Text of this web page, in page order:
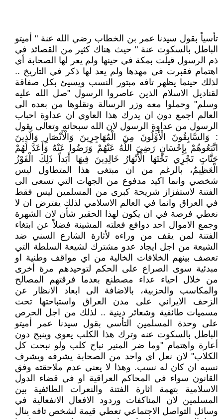
تأسياً بقول سيدنا عمر بن الخطاب رضي الله عنة " أميتو
الباطل بالسكوت عنة " حيث هناك كثير من القصائد في
ذم الرسول قيلت بمكة في حينها ولم يعر لها الصحابة أي
اهتمام فقبرت في مهدها ولم يعد لها ذكر في التاريخ ..
لذلك حينما يظهر تافه مبتور النسب ويسيئ بكل صفاقة
لقناديل الاسلام الذين عاصروا الرسول "صل الله عليه
وسلم" وحملوا معه وزر الرسالة ونقلوها من بعده الى
العالم اجمع دون ان يدرك هذا العاوي ان عداوة احباب
الرسول من عداوة الرسول لان الله سبحانه وتعالى يقول
: وَالسَّابِقُونَ الْأَوَّلُونَ مِنَ الْمُهَاجِرِينَ وَالْأَنْصَارِ وَالَّذِينَ
اتَّبَعُوهُمْ بِإِحْسَانٍ رَضِيَ اللَّهُ عَنْهُمْ وَرَضُوا عَنْهُ وَأَعَدَّ لَهُمْ
جَنَّاتٍ تَجْرِي تَحْتَهَا الْأَنْهَارُ خَالِدِينَ فِيهَا أَبَداً ذَلِكَ الْفَوْزُ
الْعَظِيمُ، بالرغم من ان مبتغى هذا المتطاول ليس
شخصي وانما اكيد مدفوع من الجهات التي تسعى الى
الفتنة لاستفزاز شريحة كبرى من المسلمين ليس فقط
في العراق وانما في العالم الاسلامي لذلك يفترض ان لا
نعطي فرصة في ان يكون لهذا الحقير شأن لان الشهرة
وجمع الاموال احد دوافع فعلته المشينة فضلاً عن ابتغاء
الفتنة لمن يقف من وراءه لأثارة الشارع السني ضد
الشيعة من اجل ايجاد عدو مشترك لشيعة السلطة التي
تعصف بينهم الخلافات الخالية من اي مواقف وطنية او
مبدئية سوى الصراع على الحكم لتوحيدهم مرة أخرى
من خلال احياء عداء مصطنع بعدما فرقتهم المصالح
والمكاسب والحزبية، بالاضافة الى ابعاد الانظار عن
الزحف الايراني على مدن العراق واستباحتها تحت
مسميات طائفية وشعائر دينية .. لذلك من اجل الحرص
على وحدة المسلمين التأسي بقول سيدنا عمر أميتو
الباطل بالسكوت عنه وترك هذا الكلب يعوي وينبح دون
أعارة واهتمام "وما ضر المنير نباح كلب ولو نبحت كل
الكلاب" لان نعل اي واحد من الصحابة يشرفه ويشرف
نسبه ان كان له نسب. وهذا لا يعني عدم ملاحقته وفق
القانون سواء في المحاكم العراقية او في قضاء الدول
الاسلامية بتهمة اثارة الفتنة والنعرات الطائفية بين
المسلمين لان المناكفات وردود الافعال الانفعالية في
وسائل التواصل الاجتماعي تعطي قيمة لشخص تافه ينال